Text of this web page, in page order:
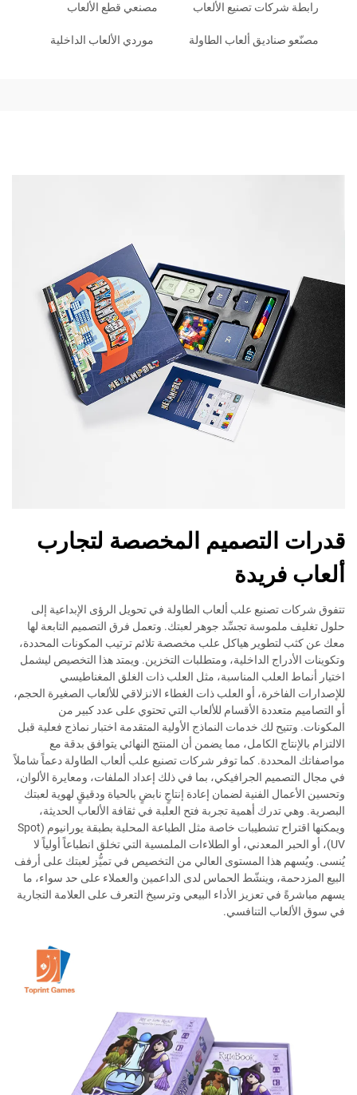
رابطة شركات تصنيع الألعاب مصنعي قطع الألعاب
مصنّعو صناديق ألعاب الطاولة موردي الألعاب الداخلية
قدرات التصميم المخصصة لتجارب
ألعاب فريدة
تتفوق شركات تصنيع علب ألعاب الطاولة في تحويل الرؤى الإبداعية إلى
حلول تغليف ملموسة تجسِّد جوهر لعبتك. وتعمل فرق التصميم التابعة لها
معك عن كثب لتطوير هياكل علب مخصصة تلائم ترتيب المكونات المحددة،
وتكوينات الأدراج الداخلية، ومتطلبات التخزين. ويمتد هذا التخصيص ليشمل
اختيار أنماط العلب المناسبة، مثل العلب ذات الغلق المغناطيسي
للإصدارات الفاخرة، أو العلب ذات الغطاء الانزلاقي للألعاب الصغيرة الحجم،
أو التصاميم متعددة الأقسام للألعاب التي تحتوي على عدد كبير من
المكونات. وتتيح لك خدمات النماذج الأولية المتقدمة اختبار نماذج فعلية قبل
الالتزام بالإنتاج الكامل، مما يضمن أن المنتج النهائي يتوافق بدقة مع
مواصفاتك المحددة. كما توفر شركات تصنيع علب ألعاب الطاولة دعماً شاملاً
في مجال التصميم الجرافيكي، بما في ذلك إعداد الملفات، ومعايرة الألوان،
وتحسين الأعمال الفنية لضمان إعادة إنتاجٍ نابضٍ بالحياة ودقيقٍ لهوية لعبتك
البصرية. وهي تدرك أهمية تجربة فتح العلبة في ثقافة الألعاب الحديثة،
ويمكنها اقتراح تشطيبات خاصة مثل الطباعة المحلية بطبقة يورانيوم (Spot
UV)، أو الحبر المعدني، أو الطلاءات الملمسية التي تخلق انطباعاً أولياً لا
يُنسى. ويُسهم هذا المستوى العالي من التخصيص في تميُّز لعبتك على أرفف
البيع المزدحمة، وينشّط الحماس لدى الداعمين والعملاء على حد سواء، ما
يسهم مباشرةً في تعزيز الأداء البيعي وترسيخ التعرف على العلامة التجارية
في سوق الألعاب التنافسي.